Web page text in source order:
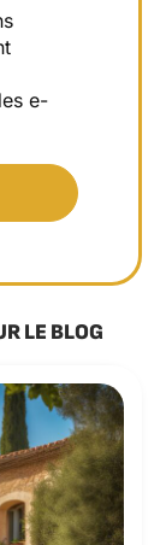
e-
LE BLOG